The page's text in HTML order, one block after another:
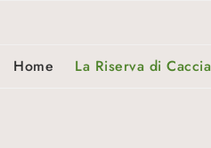
Home La Riserva di Caccia